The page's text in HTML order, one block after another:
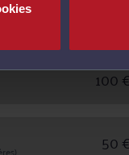
100
50 €